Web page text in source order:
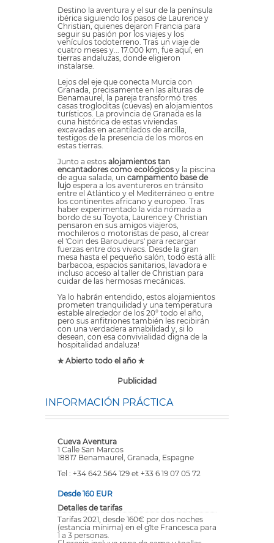
Destino la aventura y el sur de la península
ibérica siguiendo los pasos de Laurence y
Christian, quienes dejaron Francia para
seguir su pasión por los viajes y los
vehículos todoterreno. Tras un viaje de
cuatro meses y... 17.000 km, fue aquí, en
tierras andaluzas, donde eligieron
instalarse.
Lejos del eje que conecta Murcia con
Granada, precisamente en las alturas de
Benamaurel, la pareja transformó tres
casas trogloditas (cuevas) en alojamientos
turísticos. La provincia de Granada es la
cuna histórica de estas viviendas
excavadas en acantilados de arcilla,
testigos de la presencia de los moros en
estas tierras.
Junto a estos alojamientos tan
encantadores como ecológicos y la piscina
de agua salada, un campamento base de
lujo espera a los aventureros en tránsito
entre el Atlántico y el Mediterráneo o entre
los continentes africano y europeo. Tras
haber experimentado la vida nómada a
bordo de su Toyota, Laurence y Christian
pensaron en sus amigos viajeros,
mochileros o motoristas de paso, al crear
el 'Coin des Baroudeurs' para recargar
fuerzas entre dos vivacs. Desde la gran
mesa hasta el pequeño salón, todo está allí:
barbacoa, espacios sanitarios, lavadora e
incluso acceso al taller de Christian para
cuidar de las hermosas mecánicas.
Ya lo habrán entendido, estos alojamientos
prometen tranquilidad y una temperatura
estable alrededor de los 20° todo el año,
pero sus anfitriones también les recibirán
con una verdadera amabilidad y, si lo
desean, con esa convivialidad digna de la
hospitalidad andaluza!
✯ Abierto todo el año ✯
Publicidad
INFORMACIÓN PRÁCTICA
Cueva Aventura
1 Calle San Marcos
18817 Benamaurel, Granada, Espagne
Tel : +34 642 564 129 et +33 6 19 07 05 72
Desde 160 EUR
Detalles de tarifas
Tarifas 2021, desde 160€ por dos noches
(estancia mínima) en el gîte Francesca para
1 a 3 personas.